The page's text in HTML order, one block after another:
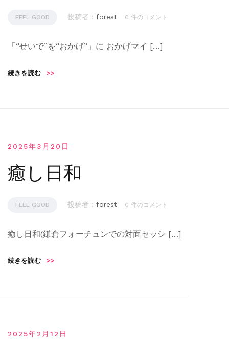
FEEL GOOD 投稿者 : forest 0 件のコメント
「“せいで”を“おかげ”」に おかげマイ […]
続きを読む >>
2025年3月20日
癒し日和
FEEL GOOD 投稿者 : forest 0 件のコメント
癒し日和(鎌倉フォーチュンでの対面セッシ […]
続きを読む >>
2025年2月12日